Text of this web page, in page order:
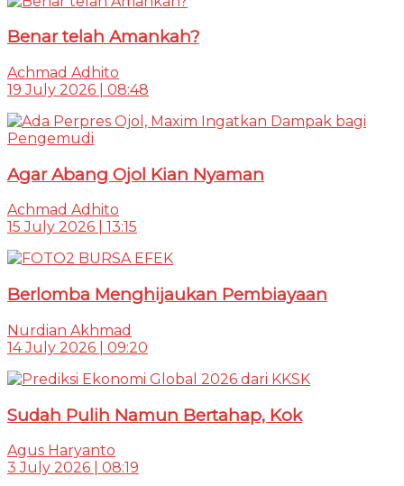
Benar telah Amankah?
Achmad Adhito
19 July 2026 | 08:48
Agar Abang Ojol Kian Nyaman
Achmad Adhito
15 July 2026 | 13:15
Berlomba Menghijaukan Pembiayaan
Nurdian Akhmad
14 July 2026 | 09:20
Sudah Pulih Namun Bertahap, Kok
Agus Haryanto
3 July 2026 | 08:19